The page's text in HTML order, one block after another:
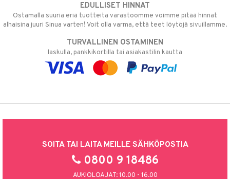
EDULLISET HINNAT
Ostamalla suuria eriä tuotteita varastoomme voimme pitää hinnat
alhaisina juuri Sinua varten! Voit olla varma, että teet löytöjä sivuillamme.
TURVALLINEN OSTAMINEN
laskulla, pankkikortilla tai asiakastilin kautta
SOITA TAI LAITA MEILLE SÄHKÖPOSTIA
0800 9 18486
AUKIOLOAJAT: 10.00 - 16.00